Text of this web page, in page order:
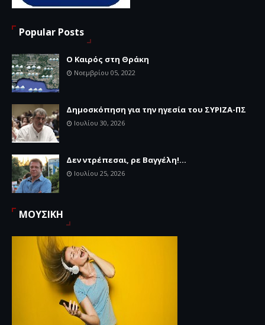
Popular Posts
Ο Καιρός στη Θράκη
Νοεμβρίου 05, 2022
Δημοσκόπηση για την ηγεσία του ΣΥΡΙΖΑ-ΠΣ
Ιουλίου 30, 2026
Δεν ντρέπεσαι, ρε Βαγγέλη!...
Ιουλίου 25, 2026
ΜΟΥΣΙΚΗ